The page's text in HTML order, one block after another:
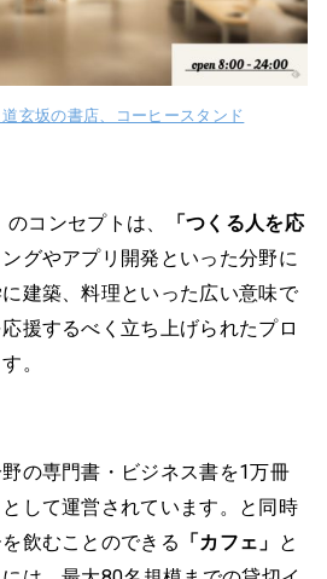
道玄坂の書店、コーヒースタンド
のコンセプトは、
「つくる人を応
グやアプリ開発といった分野に
建築、料理といった広い意味で
援するべく立ち上げられたプロ
。
の専門書・ビジネス書を1万冊
として運営されています。と同時
飲むことのできる 「カフェ」 と